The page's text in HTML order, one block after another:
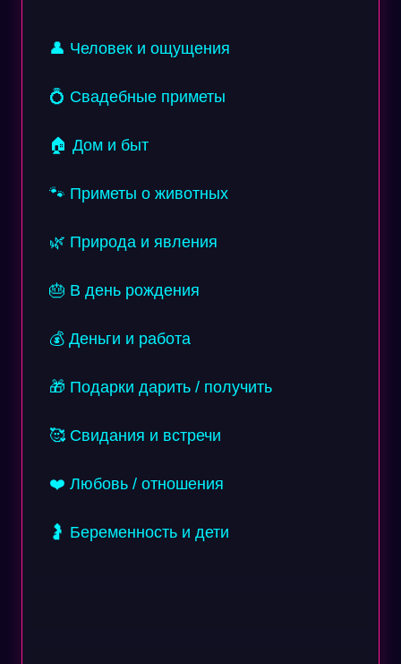
👤 Человек и ощущения
💍 Свадебные приметы
🏠 Дом и быт
🐾 Приметы о животных
🌿 Природа и явления
🎂 В день рождения
💰 Деньги и работа
🎁 Подарки дарить / получить
🥰 Свидания и встречи
❤️ Любовь / отношения
🤰 Беременность и дети